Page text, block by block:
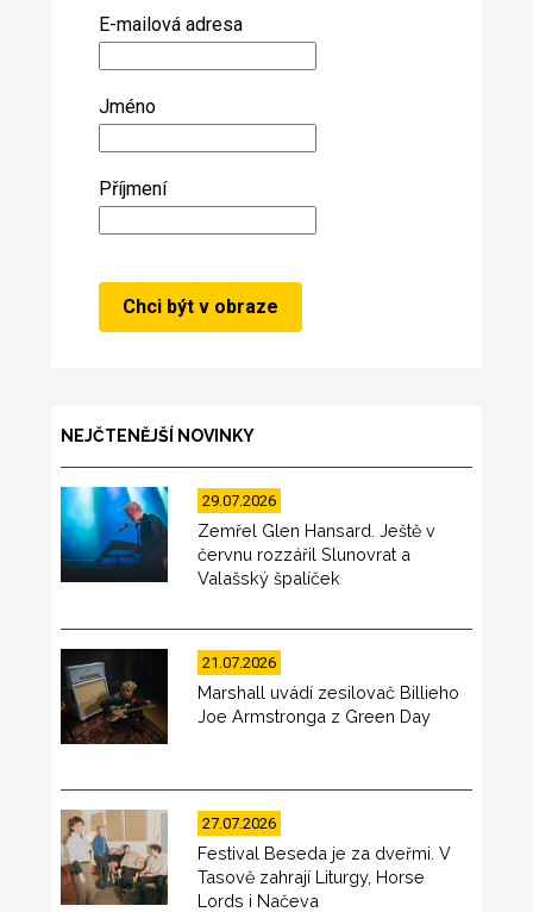
E-mailová adresa
Jméno
Příjmení
NEJČTENĚJŠÍ NOVINKY
29.07.2026
Zemřel Glen Hansard. Ještě v
červnu rozzářil Slunovrat a
Valašský špalíček
21.07.2026
Marshall uvádí zesilovač Billieho
Joe Armstronga z Green Day
27.07.2026
Festival Beseda je za dveřmi. V
Tasově zahrají Liturgy, Horse
Lords i Načeva